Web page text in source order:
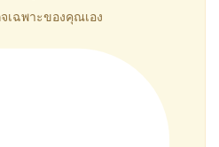
เฉพาะของคุณเอง